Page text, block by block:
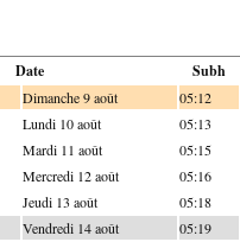
Date Subh
Dimanche 9 août 05:12
Lundi 10 août 05:13
Mardi 11 août 05:15
Mercredi 12 août 05:16
Jeudi 13 août 05:18
Vendredi 14 août 05:19